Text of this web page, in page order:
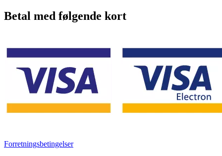
Betal med følgende kort
Forretningsbetingelser